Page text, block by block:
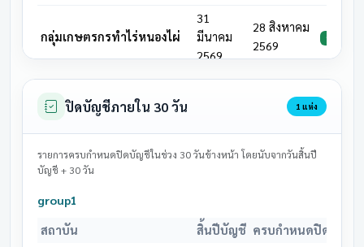
กลุ่มเกษตรกรทำไร่หนองไผ่
31
มีนาคม
2569
28 สิงหาคม
2569
ประชุมแ
ตาด
31
รอดำเนิน
สหกรณ์การเกษตรตลาดแร้ง
มีนาคม
28 สิงหาคม
แดง
มีนาคม
2569
ประชุมแ
ปิดบัญชีภายใน 30 วัน 1 แห่ง
รายการครบกำหนดปิดบัญชีในช่วง 30 วันข้างหน้า โดยนับจากวันสิ้นปี
บัญชี + 30 วัน
group1
สถาบัน สิ้นปีบัญชี ครบกำหนดปิดบัญชี